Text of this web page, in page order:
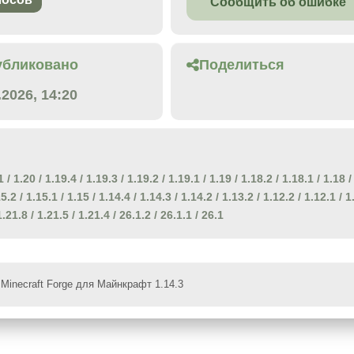
14:20
Поделиться
/ 1.20 / 1.19.4 / 1.19.3 / 1.19.2 / 1.19.1 / 1.19 / 1.18.2 / 1.18.1 / 1.18 /
/ 1.15.1 / 1.15 / 1.14.4 / 1.14.3 / 1.14.2 / 1.13.2 / 1.12.2 / 1.12.1 /
/ 1.21.5 / 1.21.4 / 26.1.2 / 26.1.1 / 26.1
Forge для Майнкрафт 1.14.3